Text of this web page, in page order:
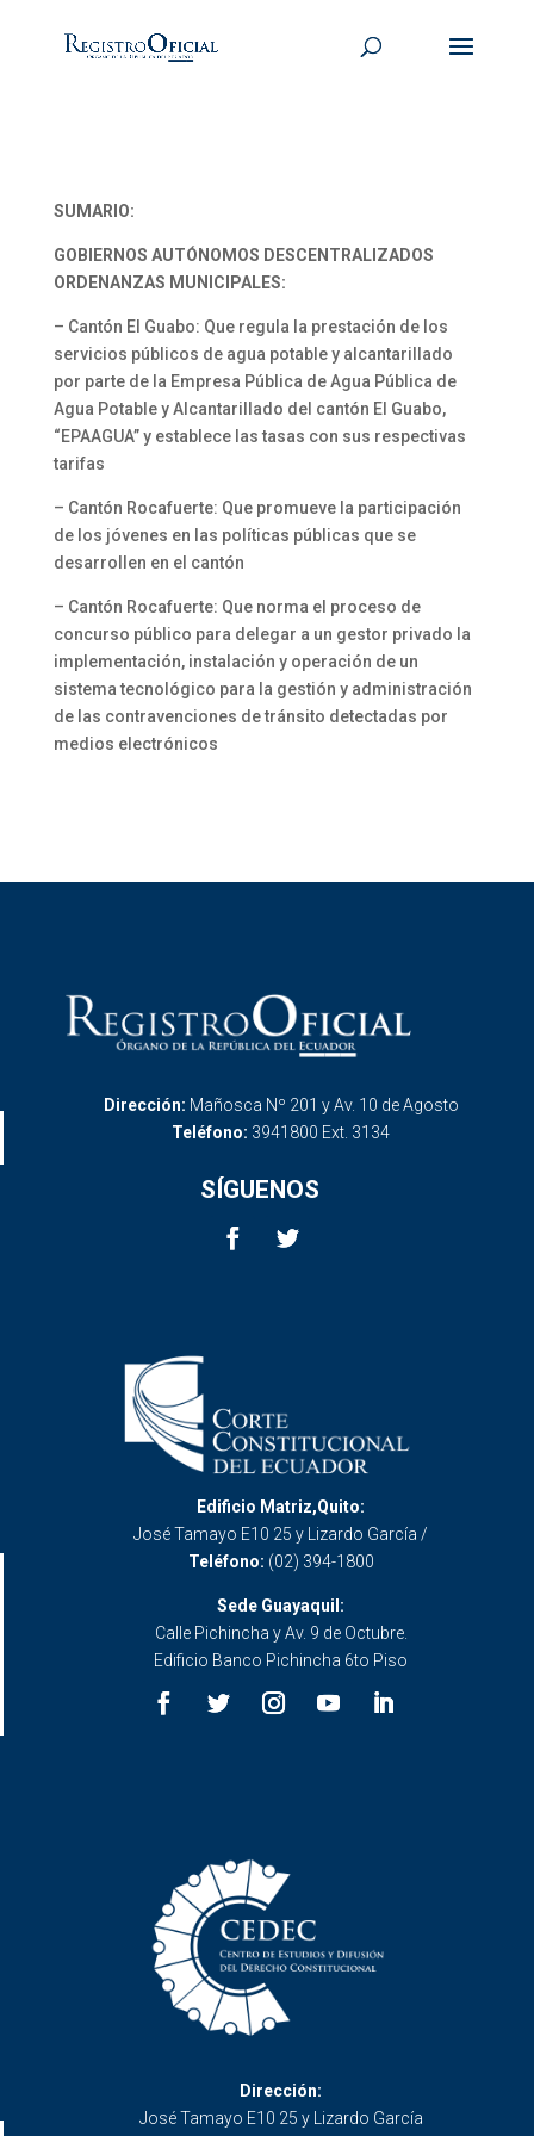
SUMARIO:
GOBIERNOS AUTÓNOMOS DESCENTRALIZADOS
ORDENANZAS MUNICIPALES:
– Cantón El Guabo: Que regula la prestación de los
servicios públicos de agua potable y alcantarillado
por parte de la Empresa Pública de Agua Pública de
Agua Potable y Alcantarillado del cantón El Guabo,
“EPAAGUA” y establece las tasas con sus respectivas
tarifas
– Cantón Rocafuerte: Que promueve la participación
de los jóvenes en las políticas públicas que se
desarrollen en el cantón
– Cantón Rocafuerte: Que norma el proceso de
concurso público para delegar a un gestor privado la
implementación, instalación y operación de un
sistema tecnológico para la gestión y administración
de las contravenciones de tránsito detectadas por
medios electrónicos
Dirección: Mañosca Nº 201 y Av. 10 de Agosto
Teléfono: 3941800 Ext. 3134
SÍGUENOS
Edificio Matriz,Quito:
José Tamayo E10 25 y Lizardo García /
Teléfono: (02) 394-1800
Sede Guayaquil:
Calle Pichincha y Av. 9 de Octubre.
Edificio Banco Pichincha 6to Piso
Dirección:
José Tamayo E10 25 y Lizardo García